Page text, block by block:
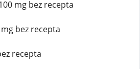
mg bez recepta
bez recepta
recepta